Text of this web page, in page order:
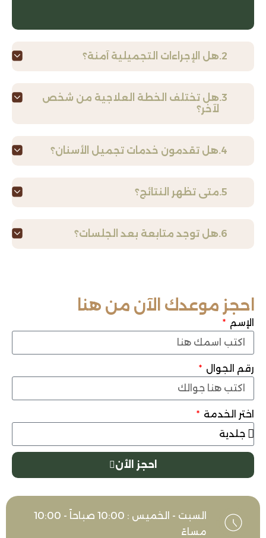
هل الإجراءات التجميلية آمنة؟
هل تختلف الخطة العلاجية من شخص
هل تقدمون خدمات تجميل الأسنان؟
متى تظهر النتائج؟
هل توجد متابعة بعد الجلسات؟
موعدك الآن من هنا
السبت - الخميس : 10:00 صباحاً - 10:00
مساءً